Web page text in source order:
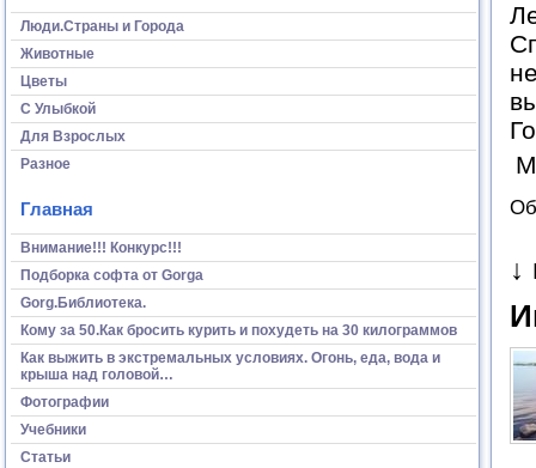
Люди.Страны и Города
Животные
Цветы
С Улыбкой
Для Взрослых
Разное
Главная
Внимание!!! Конкурс!!!
Подборка софта от Gorga
Gorg.Библиотека.
Кому за 50.Как бросить курить и похудеть на 30 килограммов
Как выжить в экстремальных условиях. Огонь, еда, вода и
крыша над головой…
Фотографии
Учебники
Статьи